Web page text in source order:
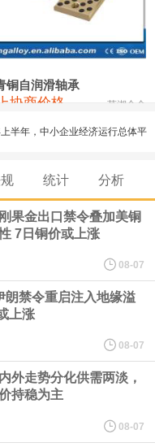
24,400
39,300 0
铜自润滑轴承
协商价格 芜湖合金
半年，中小企业经济运行总体平
效益持续改善。今年上半年，规
长5.8%，营业收入同比增长
，利润总额同比增长16.9%，为
营稳步向好，盈利能力持续增
方拟议的霍尔木兹海峡战略管理
敌对方面通过海峡等，违反规定
统计 分析
果金出口禁令叠加美铜
7日铜价或上涨
08-07
朗禁令重启注入地缘溢
上涨
08-07
外走势分化供需两淡，
持稳为主
08-07